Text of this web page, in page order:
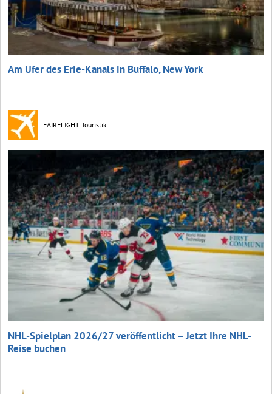
Am Ufer des Erie-Kanals in Buffalo, New York
FAIRFLIGHT Touristik
NHL-Spielplan 2026/27 veröffentlicht – Jetzt Ihre NHL-
Reise buchen